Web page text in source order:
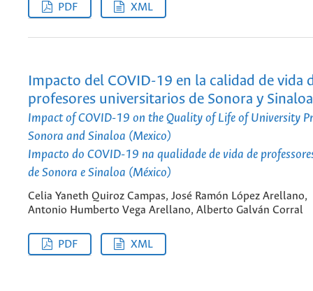
PDF XML
Impacto del COVID-19 en la calidad de vida
profesores universitarios de Sonora y
Impact of COVID-19 on the Quality of Life of University
Sonora and Sinaloa (Mexico)
Impacto do COVID-19 na qualidade de vida de
de Sonora e Sinaloa (México)
Celia Yaneth Quiroz Campas, José Ramón López Arellano,
Antonio Humberto Vega Arellano, Alberto Galván Corral
PDF XML